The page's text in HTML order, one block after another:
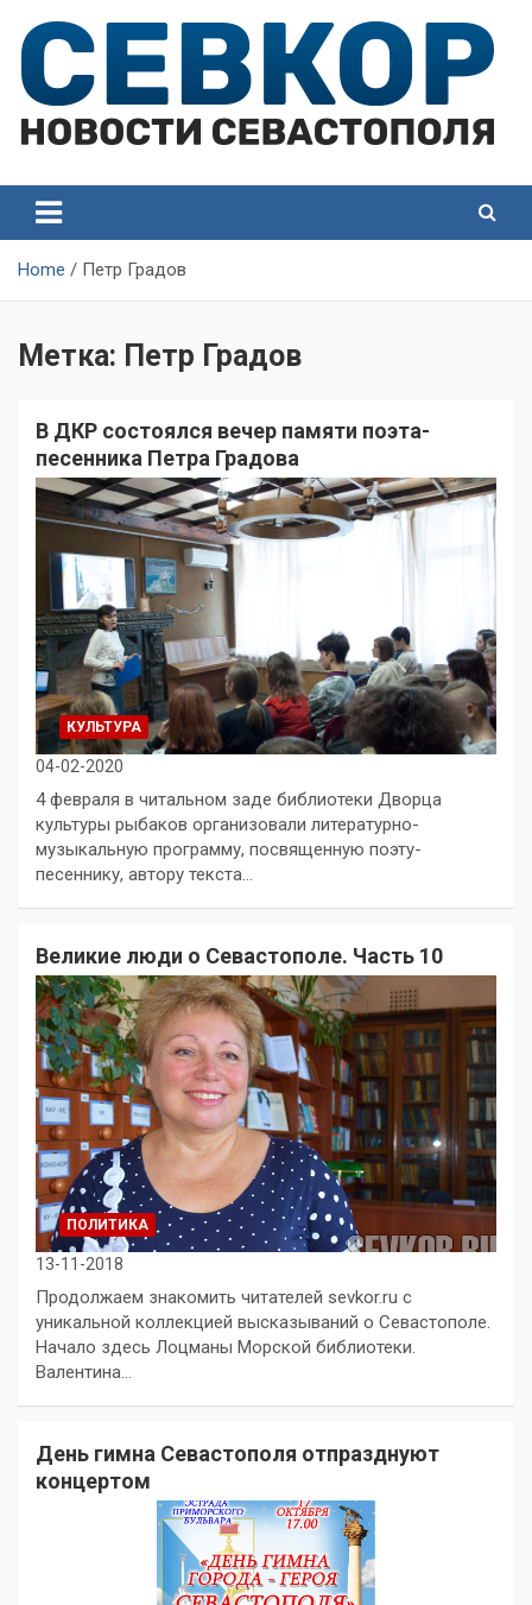
content
Севастополя
Севастополя
Home Петр Градов
Метка: Петр Градов
В ДКР состоялся вечер памяти поэта-
песенника Петра Градова
КУЛЬТУРА
04-02-2020
4 февраля в читальном заде библиотеки Дворца
культуры рыбаков организовали литературно-
музыкальную программу, посвященную поэту-
песеннику, автору текста…
Великие люди о Севастополе. Часть 10
ПОЛИТИКА
13-11-2018
Продолжаем знакомить читателей sevkor.ru с
уникальной коллекцией высказываний о Севастополе.
Начало здесь Лоцманы Морской библиотеки.
Валентина…
День гимна Севастополя отпразднуют
концертом